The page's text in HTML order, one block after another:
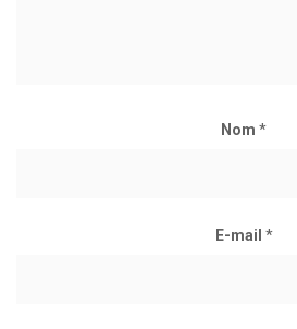
Nom *
E-mail *